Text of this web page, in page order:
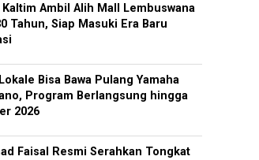
Kaltim Ambil Alih Mall Lembuswana
Tahun, Siap Masuki Era Baru
Bisa Bawa Pulang Yamaha
Program Berlangsung hingga
2026
Faisal Resmi Serahkan Tongkat